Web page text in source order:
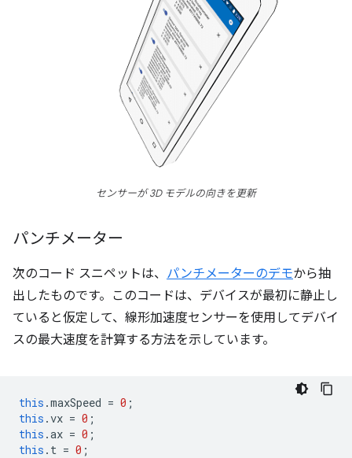
センサーが 3D モデルの向きを更新
パンチメーター
次のコード スニペットは、 パンチメーターのデモから抽
出したものです。このコードは、デバイスが最初に静止し
ていると仮定して、線形加速度センサーを使用してデバイ
スの最大速度を計算する方法を示しています。
this .maxSpeed = 0 ;
this .vx = 0 ;
this .ax = 0 ;
this . t = 0 ;